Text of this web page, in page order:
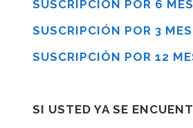
SUSCRIPCIÓN POR 6
SUSCRIPCIÓN POR 3
SUSCRIPCIÓN POR 12
SI USTED YA SE